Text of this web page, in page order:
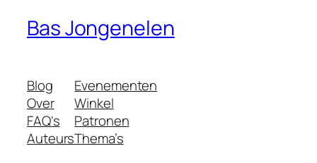
Bas Jongenelen
Blog
Over
FAQ's
Auteurs
Evenementen
Winkel
Patronen
Thema’s